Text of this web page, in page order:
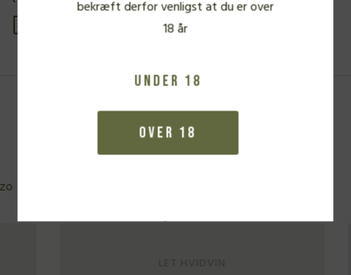
Fra samme vinbonde
bekræft derfor venligst at du er over
18 år
Under 18
Over 18